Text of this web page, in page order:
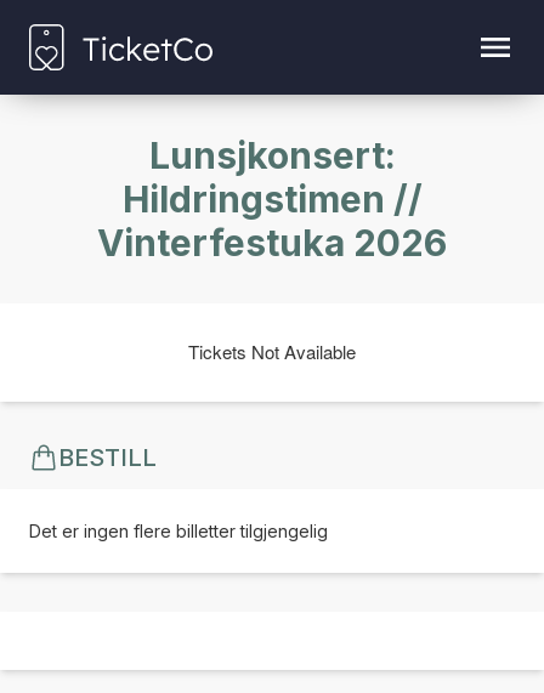
Lunsjkonsert:
Hildringstimen //
Vinterfestuka 2026
Tickets Not Available
BESTILL
Det er ingen flere billetter tilgjengelig